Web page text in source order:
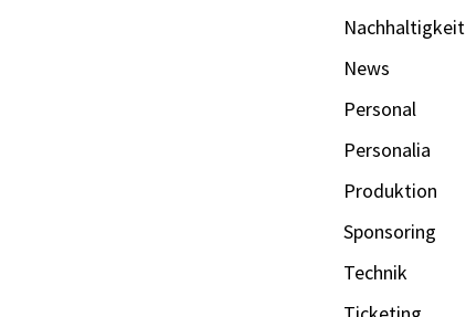
Nachhaltigkeit
News
Personal
Personalia
Produktion
Sponsoring
Technik